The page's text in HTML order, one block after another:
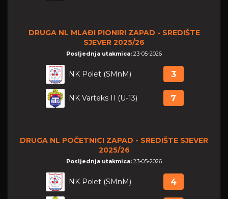
DRUGA NL MLAĐI PIONIRI ZAPAD - SREDIŠTE
SJEVER 2025/26
Posljednja utakmica: 23-05-2026
NK Polet (SMnM) 3
NK Varteks II (U-13) 7
DRUGA NL POČETNICI ZAPAD - SREDIŠTE SJEVER
2025/26
Posljednja utakmica: 23-05-2026
NK Polet (SMnM) 4